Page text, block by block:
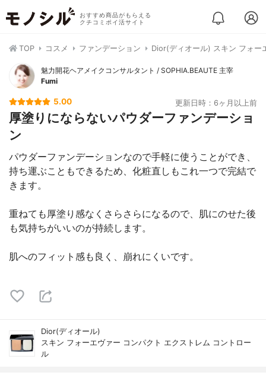
おすすめ商品がもらえる
クチコミポイ活サイト
TOP コスメ ファンデーション Dior(ディオール) スキン フォー
魅力開花ヘアメイクコンサルタント / SOPHIA.BEAUTE 主宰
Fumi
5.00 更新日時：6ヶ月以上前
厚塗りにならないパウダーファンデーショ
ン
パウダーファンデーションなので手軽に使うことができ、
持ち運ぶこともできるため、化粧直しもこれ一つで完結で
きます。
重ねても厚塗り感なくさらさらになるので、肌にのせた後
も気持ちがいいのが持続します。
肌へのフィット感も良く、崩れにくいです。
Dior(ディオール)
スキン フォーエヴァー コンパクト エクストレム コントロー
ル